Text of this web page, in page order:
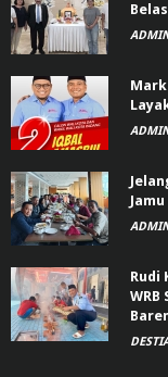
Mark
Rudi